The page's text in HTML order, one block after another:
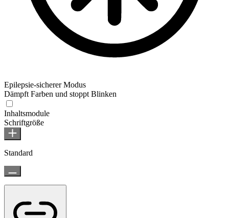
Epilepsie-sicherer Modus
Dämpft Farben und stoppt Blinken
Inhaltsmodule
Schriftgröße
Standard